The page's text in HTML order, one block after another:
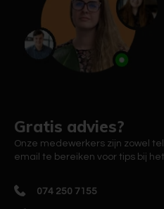
Gratis advies?
Onze medewerkers zijn zowel
email te bereiken voor tips bij
074 250 7155